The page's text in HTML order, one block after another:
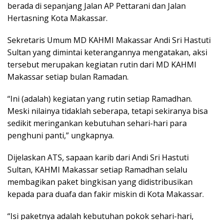
berada di sepanjang Jalan AP Pettarani dan Jalan
Hertasning Kota Makassar.
Sekretaris Umum MD KAHMI Makassar Andi Sri Hastuti
Sultan yang dimintai keterangannya mengatakan, aksi
tersebut merupakan kegiatan rutin dari MD KAHMI
Makassar setiap bulan Ramadan.
“Ini (adalah) kegiatan yang rutin setiap Ramadhan.
Meski nilainya tidaklah seberapa, tetapi sekiranya bisa
sedikit meringankan kebutuhan sehari-hari para
penghuni panti,” ungkapnya.
Dijelaskan ATS, sapaan karib dari Andi Sri Hastuti
Sultan, KAHMI Makassar setiap Ramadhan selalu
membagikan paket bingkisan yang didistribusikan
kepada para duafa dan fakir miskin di Kota Makassar.
“Isi paketnya adalah kebutuhan pokok sehari-hari,